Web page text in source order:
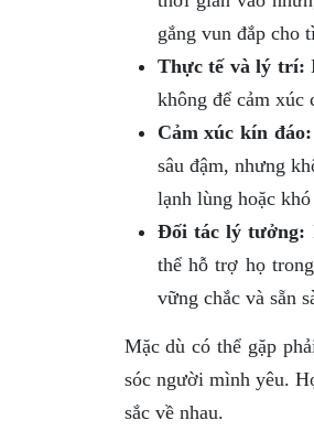
gắng vun đắp cho
Thực tế và lý trí:
không để cảm xúc
Cảm xúc kín đáo:
sâu đậm, nhưng
lạnh lùng hoặc khó
Đối tác lý tưởng:
thể hỗ trợ họ
vững chắc và sẵn
Mặc dù có thể gặp
sóc người mình yêu.
sắc về nhau.